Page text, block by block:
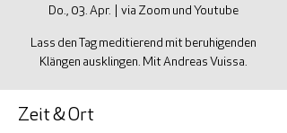
Do., 03. Apr. via Zoom und Youtube
Lass den Tag meditierend mit beruhigenden
Klängen ausklingen. Mit Andreas Vuissa.
Zeit & Ort